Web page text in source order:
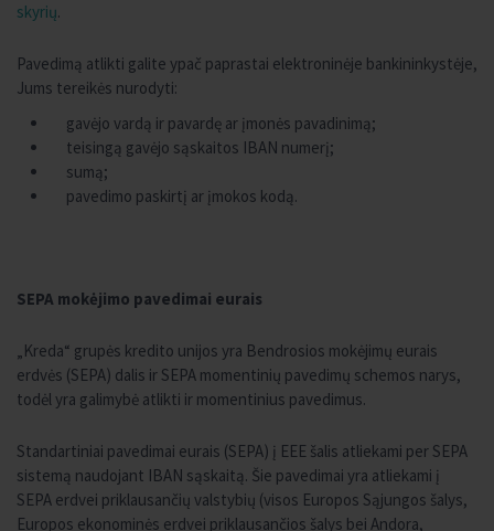
skyrių.
Pavedimą atlikti galite ypač paprastai elektroninėje bankininkystėje,
Jums tereikės nurodyti:
gavėjo vardą ir pavardę ar įmonės pavadinimą;
teisingą gavėjo sąskaitos IBAN numerį;
sumą;
pavedimo paskirtį ar įmokos kodą.
SEPA mokėjimo pavedimai eurais
„Kreda“ grupės kredito unijos yra Bendrosios mokėjimų eurais
erdvės (SEPA) dalis ir SEPA momentinių pavedimų schemos narys,
todėl yra galimybė atlikti ir momentinius pavedimus.
Standartiniai pavedimai eurais (SEPA) į EEE šalis atliekami per SEPA
sistemą naudojant IBAN sąskaitą. Šie pavedimai yra atliekami į
SEPA erdvei priklausančių valstybių (visos Europos Sąjungos šalys,
Europos ekonominės erdvei priklausančios šalys bei Andora,